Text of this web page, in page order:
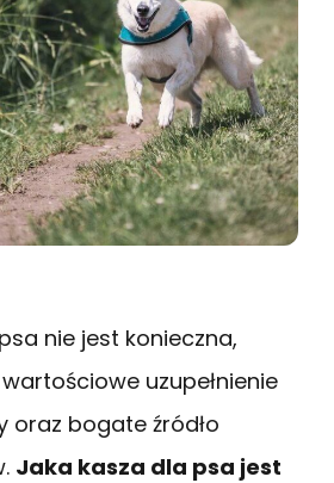
nie jest konieczna,
uzupełnienie
oraz bogate źródło
Jaka kasza dla psa jest